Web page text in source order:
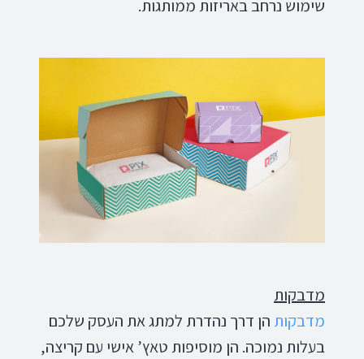
שימוש נרחב באריזות ממותגות.
מדבקות
מדבקות הן דרך נהדרת למתג את העסק שלכם
בעלות נמוכה. הן מוסיפות טאץ’ אישי עם קריצה,